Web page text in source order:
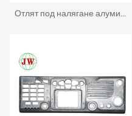
Отлят под налягане алуминиев корпус за желязна кутия за електроника